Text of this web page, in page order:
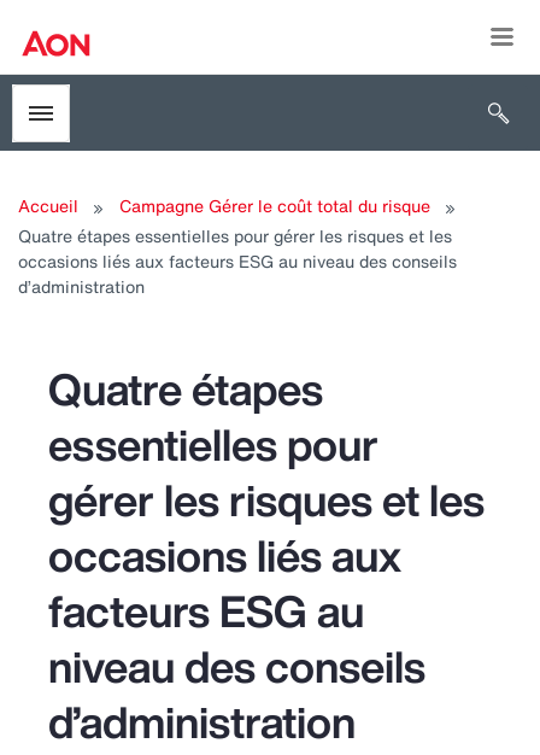
Toggle menubar
Accueil
Campagne Gérer le coût total du risque
Quatre étapes essentielles pour gérer les risques et les
occasions liés aux facteurs ESG au niveau des conseils
d’administration
Quatre étapes
essentielles pour
gérer les risques et les
occasions liés aux
facteurs ESG au
niveau des conseils
d’administration